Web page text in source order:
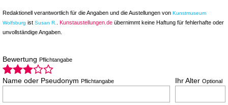
Redaktionell verantwortlich für die Angaben und die Austellungen von Kunstmuseum
Wolfsburg ist Susan R. Kunstaustellungen.de übernimmt keine Haftung für fehlerhafte oder
unvollständige Angaben.
Bewertung Pflichtangabe
Name oder Pseudonym Pflichtangabe Ihr Alter Optional